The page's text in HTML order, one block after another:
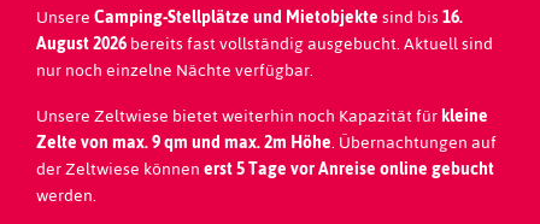
UnsereCamping-Stellplätze undMietobjektesind bis16.
August 2026bereits fast vollständig ausgebucht. Aktuell sind
nur noch einzelne Nächte verfügbar.
Unsere Zeltwiese bietet weiterhin noch Kapazität fürkleine
Zelte von max. 9 qm und max. 2m Höhe. Übernachtungen auf
der Zeltwiese könnenerst 5 Tage vor Anreise online gebucht
werden.